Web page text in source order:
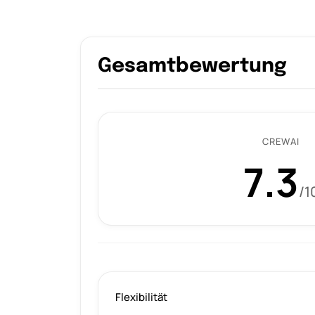
Gesamtbewertung
CREWAI
7.3/
Flexibilität